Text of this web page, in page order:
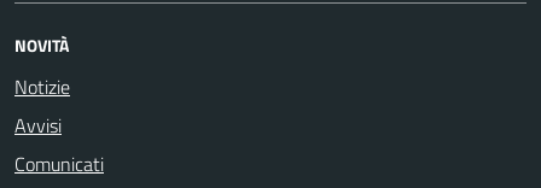
NOVITÀ
Notizie
Avvisi
Comunicati